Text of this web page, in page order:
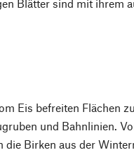
Blätter sind mit ihrem
Eis befreiten Flächen
und Bahnlinien.
Birken aus der